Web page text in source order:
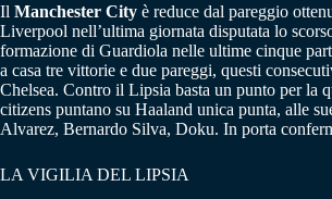
Il Manchester City è reduce dal pareggio
Liverpool nell’ultima giornata disputata lo
formazione di Guardiola nelle ultime cinque
a casa tre vittorie e due pareggi, questi
Chelsea. Contro il Lipsia basta un punto per la
citizens puntano su Haaland unica punta, alle
Alvarez, Bernardo Silva, Doku. In porta
LA VIGILIA DEL LIPSIA